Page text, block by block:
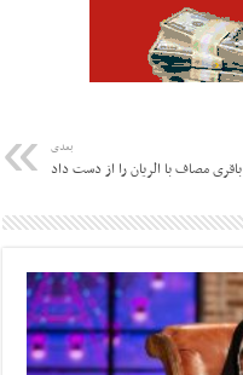
بعدی
باقری مصاف با الریان را از دست داد